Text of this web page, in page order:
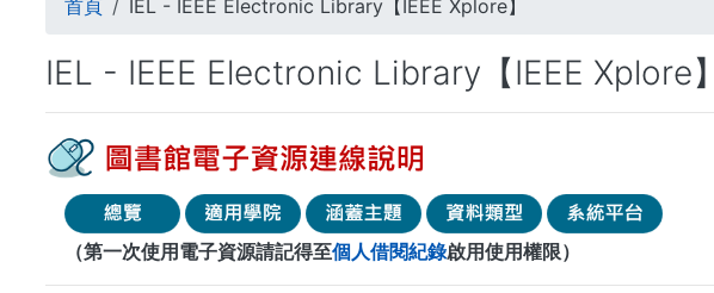
連
結
首頁 IEL - IEEE Electronic Library【IEEE Xplore】
IEL - IEEE Electronic Library【IEEE Xplore】
（第一次使用電子資源請記得至個人借閱紀錄啟用使用權限）